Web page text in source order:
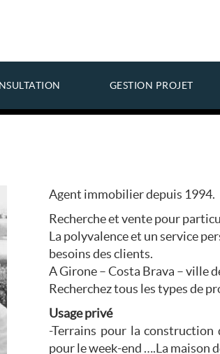
GESTION PROJET
Agent immobilier depuis 1994.
Recherche et vente pour
La polyvalence et un service
besoins des clients.
A Girone – Costa Brava – ville
Recherchez tous les types de
Usage privé
-Terrains pour la construction
pour le week-end ….La maison